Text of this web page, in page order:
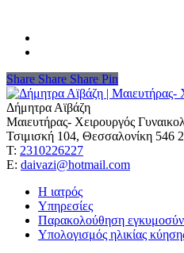
Share
Share Share Share Pin
Δήμητρα Αϊβάζη
Μαιευτήρας- Χειρουργός
Τσιμισκή 104, Θεσσαλονίκη 546
Τ: 2310226227
Ε: daivazi@hotmail.com
Η ιατρός
Υπηρεσίες
Παρακολούθηση
Υπολογισμός ηλικίας